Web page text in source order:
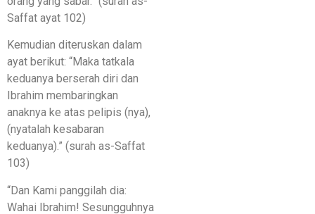
Saffat ayat 102)
Kemudian diteruskan dalam
ayat berikut: “Maka tatkala
keduanya berserah diri dan
Ibrahim membaringkan
anaknya ke atas pelipis (nya),
(nyatalah kesabaran
keduanya).” (surah as-Saffat
103)
“Dan Kami panggilah dia:
Wahai Ibrahim! Sesungguhnya